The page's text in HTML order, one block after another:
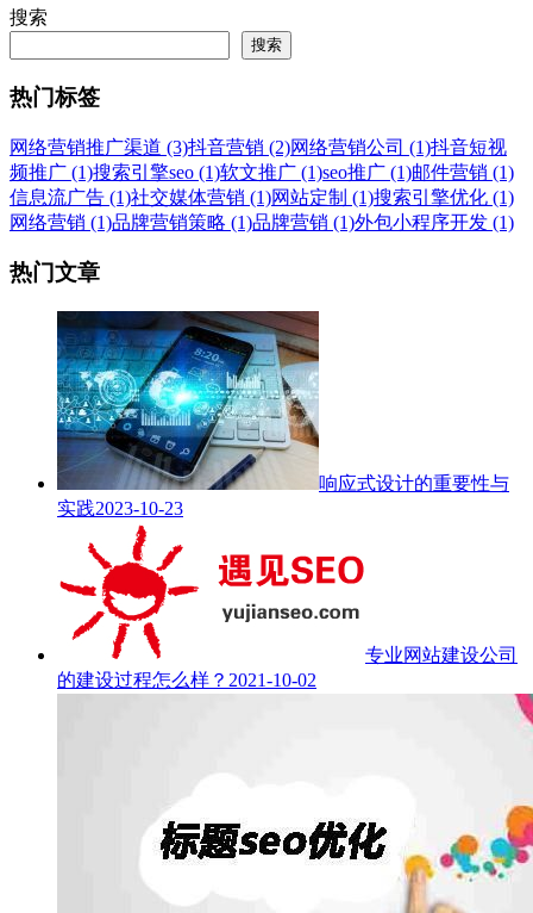
搜索
搜索
热门标签
网络营销推广渠道 (3)抖音营销 (2)网络营销公司 (1)抖音短视
频推广 (1)搜索引擎seo (1)软文推广 (1)seo推广 (1)邮件营销 (1)
信息流广告 (1)社交媒体营销 (1)网站定制 (1)搜索引擎优化 (1)
网络营销 (1)品牌营销策略 (1)品牌营销 (1)外包小程序开发 (1)
热门文章
响应式设计的重要性与
实践2023-10-23
专业网站建设公司
的建设过程怎么样？ 2021-10-02